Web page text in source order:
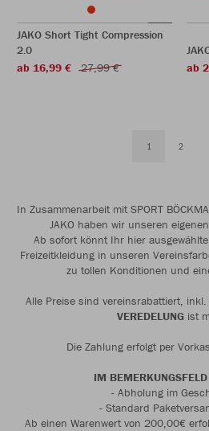
JAKO Short Tight Compression
2.0
ab 16,99 €
27,99 €
ab
1 2
In Zusammenarbeit mit SPORT
JAKO haben wir unseren
Ab sofort könnt Ihr hier
Freizeitkleidung in unseren
zu tollen Konditionen und
Alle Preise sind vereinsrabattiert, inkl.
VEREDELUNG ist
Die Zahlung erfolgt per
IM
- Abholung im
- Standard
Ab einen Warenwert von 200,00€